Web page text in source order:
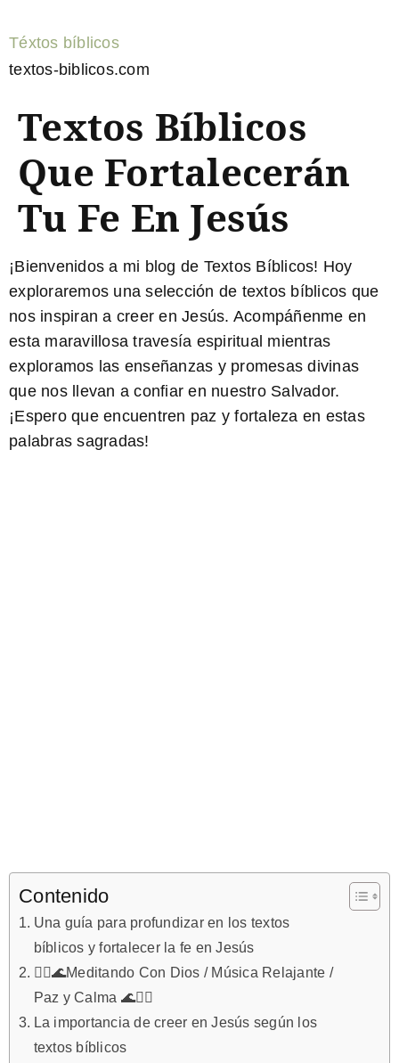
Téxtos bíblicos
textos-biblicos.com
Textos Bíblicos
Que Fortalecerán
Tu Fe En Jesús
¡Bienvenidos a mi blog de Textos Bíblicos! Hoy
exploraremos una selección de textos bíblicos que
nos inspiran a creer en Jesús. Acompáñenme en
esta maravillosa travesía espiritual mientras
exploramos las enseñanzas y promesas divinas
que nos llevan a confiar en nuestro Salvador.
¡Espero que encuentren paz y fortaleza en estas
palabras sagradas!
Contenido
Una guía para profundizar en los textos
bíblicos y fortalecer la fe en Jesús
🙇‍♂️🌊Meditando Con Dios / Música Relajante /
Paz y Calma 🌊🙇‍♂️
La importancia de creer en Jesús según los
textos bíblicos